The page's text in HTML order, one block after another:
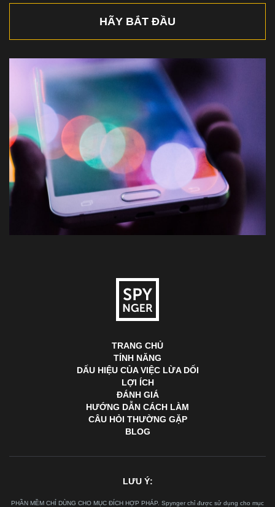
HÃY BẮT ĐẦU
TRANG CHỦ
TÍNH NĂNG
DẤU HIỆU CỦA VIỆC LỪA DỐI
LỢI ÍCH
ĐÁNH GIÁ
HƯỚNG DẪN CÁCH LÀM
CÂU HỎI THƯỜNG GẶP
BLOG
LƯU Ý:
PHẦN MỀM CHỈ DÙNG CHO MỤC ĐÍCH HỢP PHÁP. Spynger chỉ được sử dụng cho mục